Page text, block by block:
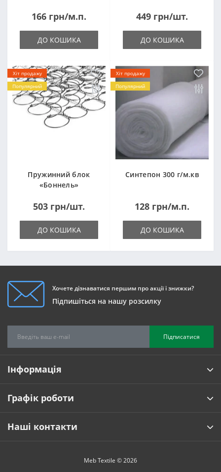
166 грн/м.п.
ДО КОШИКА
(1000x2000мм)
449 грн/шт.
ДО КОШИКА
Хіт продажу
Популярний
Пружинний блок
«Боннель»
503 грн/шт.
ДО КОШИКА
Хіт продажу
Популярний
Синтепон 300 г/м.кв
128 грн/м.п.
ДО КОШИКА
Хочете дізнаватися першим про акції і знижки?
Підпишіться на нашу розсилку
Підписатися
Інформація
Графік роботи
Наші контакти
Meb Textile © 2026